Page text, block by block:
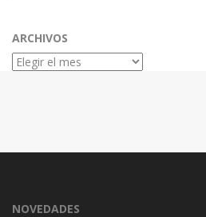
ARCHIVOS
Archivos
NOVEDADES